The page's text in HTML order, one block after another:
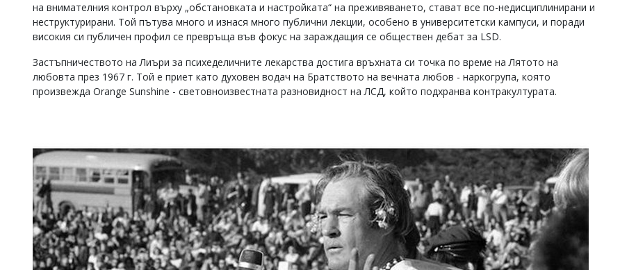
на внимателния контрол върху „обстановката и настройката“ на преживяването, стават все по-недисциплинирани и
неструктурирани. Той пътува много и изнася много публични лекции, особено в университетски кампуси, и поради
високия си публичен профил се превръща във фокус на зараждащия се обществен дебат за LSD.
Застъпничеството на Лиъри за психеделичните лекарства достига връхната си точка по време на Лятото на
любовта през 1967 г. Той е приет като духовен водач на Братството на вечната любов - наркогрупа, която
произвежда Orange Sunshine - световноизвестната разновидност на ЛСД, който подхранва контракултурата.